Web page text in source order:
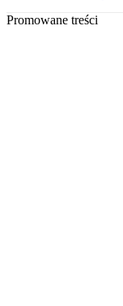
Promowane treści